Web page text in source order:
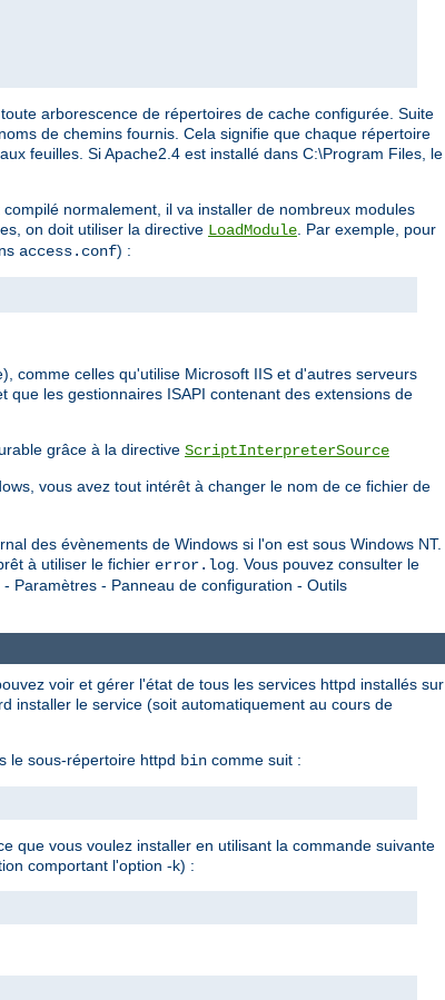
arborescence de répertoires de cache configurée. Suite
de chemins fournis. Cela signifie que chaque répertoire
feuilles. Si Apache2.4 est installé dans C:\Program Files, le
normalement, il va installer de nombreux modules
on doit utiliser la directive LoadModule. Par exemple, pour
access.conf) :
comme celles qu'utilise Microsoft IIS et d'autres serveurs
que les gestionnaires ISAPI contenant des extensions de
grâce à la directive ScriptInterpreterSource
vous avez tout intérêt à changer le nom de ce fichier de
des évènements de Windows si l'on est sous Windows NT.
à utiliser le fichier error.log. Vous pouvez consulter le
Paramètres - Panneau de configuration - Outils
voir et gérer l'état de tous les services httpd installés sur
installer le service (soit automatiquement au cours de
le sous-répertoire httpd bin comme suit :
que vous voulez installer en utilisant la commande suivante
comportant l'option -k) :